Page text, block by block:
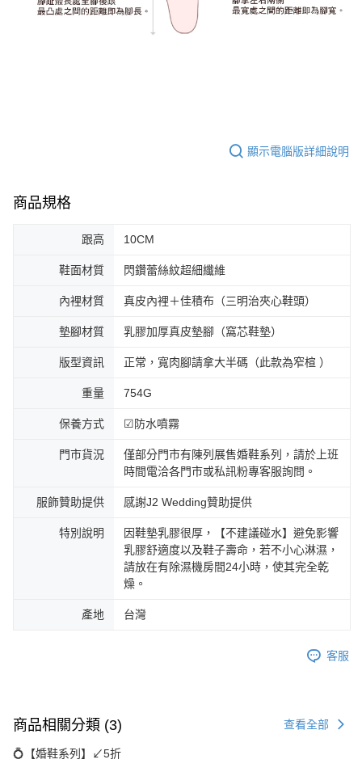
顯示電腦版詳細說明
商品規格
跟高 10CM
鞋面材質 閃鑽蕾絲紋超細纖維
內裡材質 真皮內裡＋佳積布（三明治夾心鞋頭）
墊腳材質 乳膠加厚真皮墊腳（窩芯鞋墊）
版型資訊 正常，寬肉腳請拿大半碼（此款為窄楦 ）
重量 754G
保養方式 ☑防水噴霧
門市貨況
僅部分門市有陳列展售婚鞋系列，請於上班
時間電洽各門市或私訊粉專客服詢問。
服飾贊助提供 感謝J2 Wedding贊助提供
特別說明
因鞋墊乳膠很厚，【不建議碰水】避免影響
乳膠舒適度以及鞋子壽命，若不小心淋濕，
請放在有除濕機房間24小時，使其完全乾
燥。
產地 台灣
客服
商品相關分類 (3) 查看全部
💍【婚鞋系列】↙︎5折